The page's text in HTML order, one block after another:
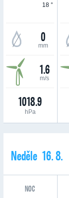
18 °
0
mm
1.6
m/s
1018.9
hPa
Neděle 16. 8.
NOC